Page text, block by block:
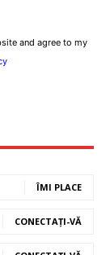
and agree to my
ÎMI PLACE
CONECTAȚI-VĂ